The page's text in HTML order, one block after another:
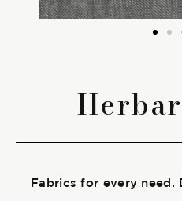
Fabrics for every need.